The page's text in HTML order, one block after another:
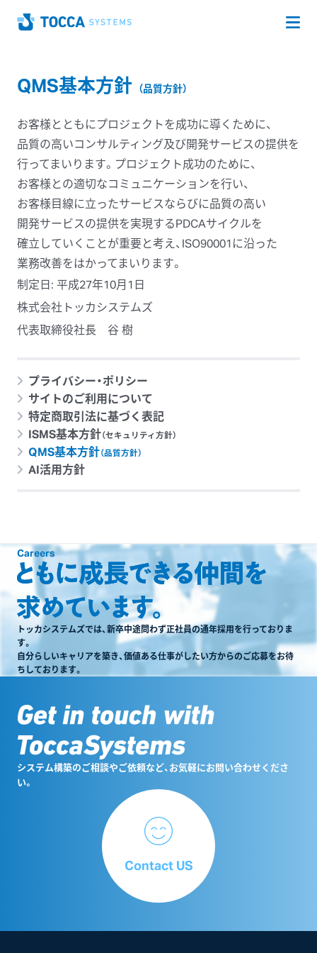
Home
プライバシー・ポリシー
サイトのご利用について
特定商取引法に基づく表記
ISMS基本方針（セキュリティ方針）
QMS基本方針（品質方針）
AI活用方針
QMS基本方針 （品質方針）
お客様とともにプロジェクトを成功に導く ために、
品質の高いコンサルティング及び開発サービスの提供を
行ってまいります。 プロジェクト成功のために、
お客様との適切なコミュニケーションを行い、
お客様目線に立ったサービスならびに品質の高い
開発サービスの提供を実現するPDCAサイクルを
確立していく ことが重要と考え、 ISO90001に沿った
業務改善をはかってまいります。
制定日: 平成27年10月1日
株式会社トッカシステムズ
代表取締役社長 谷 樹
Careers
トッカシステムズでは、新卒中途問わず正社員の通年採用を行っておりま
す。
自分らしいキャリアを築き、価値ある仕事がしたい方からのご応募をお待
ちしております。
システム構築のご相談やご依頼など、お気軽にお問い合わせくださ
い。
Contact US